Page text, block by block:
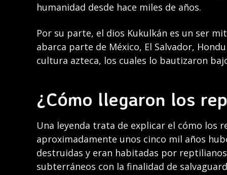
humanidad desde hace miles de años.
Por su parte, el dios Kukulkán es un ser
abarca parte de México, El Salvador,
cultura azteca, los cuales lo bautizaron
¿Cómo llegaron los
Una leyenda trata de explicar el cómo los
aproximadamente unos cinco mil años
destruidas y eran habitadas por
subterráneos con la finalidad de